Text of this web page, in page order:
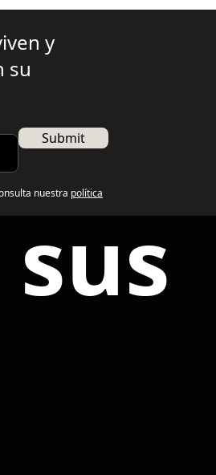
y
su
Submit
nuestra política